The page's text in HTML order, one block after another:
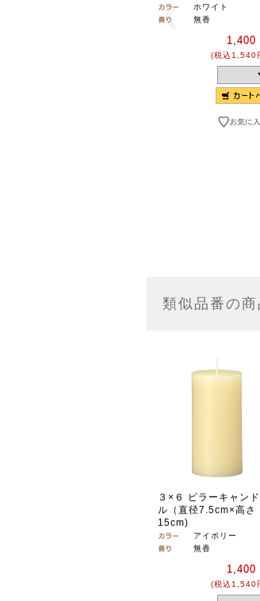
ホワイト
無香
1,400
(税込1,540
類似品番の商
３×６ ピラーキャンド
ル（直径7.5cm×高さ
15cm)
アイボリー
無香
1,400
(税込1,540